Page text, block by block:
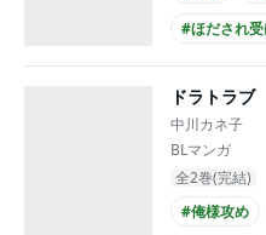
#ほだされ
#あまあま
#童貞受け
ドラトラブ
中川カネ子
BLマンガ
全2巻(完結)
#俺様攻め